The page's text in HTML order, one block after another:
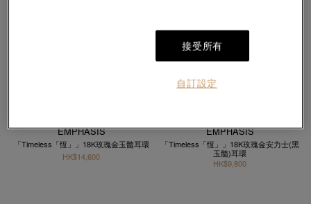
EMPHASIS
「Timeless「恆」」18K玫瑰金玉髓耳環
HK$14,600
EMPHASIS
「Timeless「恆」」18K玫瑰金安力士(黑
玉髓)耳環
HK$9,800
接受所有
自訂設定